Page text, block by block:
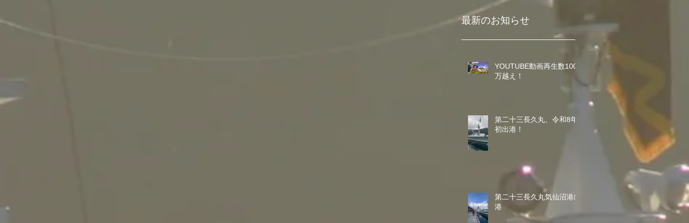
最新のお知らせ
YOUTUBE動画再生数100
万越え！
第二十三長久丸、令和8年
初出港！
第二十三長久丸気仙沼港出
港